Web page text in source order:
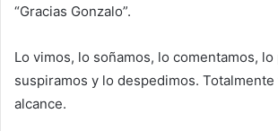
“Gracias Gonzalo”.
Lo vimos, lo soñamos, lo comentamos,
suspiramos y lo despedimos.
alcance.